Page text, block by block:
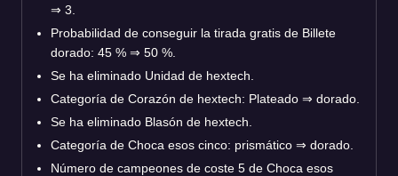
⇒ 3.
Probabilidad de conseguir la tirada gratis de Billete
dorado: 45 % ⇒ 50 %.
Se ha eliminado Unidad de hextech.
Categoría de Corazón de hextech: Plateado ⇒ dorado.
Se ha eliminado Blasón de hextech.
Categoría de Choca esos cinco: prismático ⇒ dorado.
Número de campeones de coste 5 de Choca esos